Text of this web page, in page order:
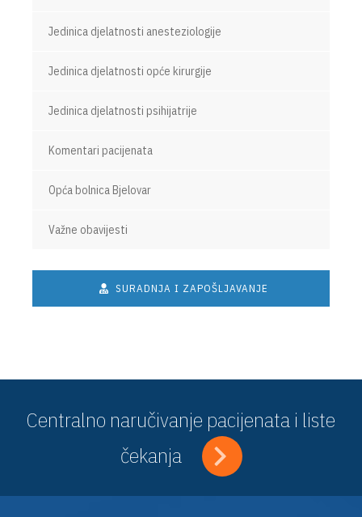
Jedinica djelatnosti anesteziologije
Jedinica djelatnosti opće kirurgije
Jedinica djelatnosti psihijatrije
Komentari pacijenata
Opća bolnica Bjelovar
Važne obavijesti
SURADNJA I ZAPOŠLJAVANJE
Centralno naručivanje pacijenata i liste
čekanja